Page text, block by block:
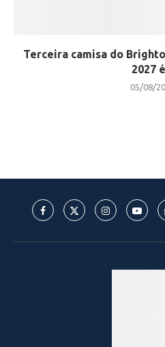
Terceira camisa do
2027
05/08/